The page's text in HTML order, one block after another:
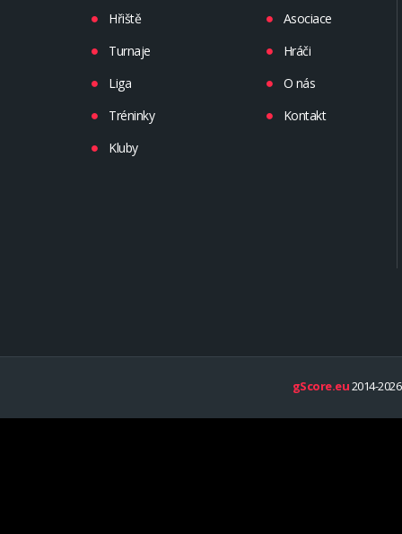
Hřiště
Turnaje
Liga
Tréninky
Kluby
Asociace
Hráči
O nás
Kontakt
gScore.eu2014-